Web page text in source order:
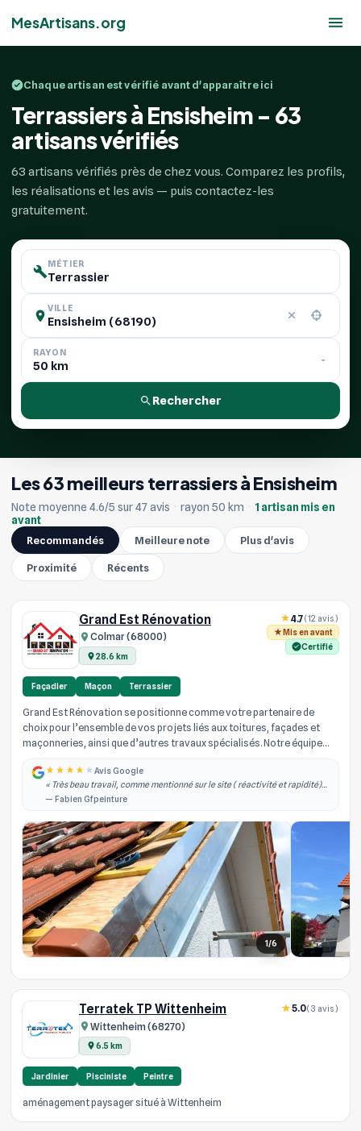
MesArtisans.org
Chaque artisan est vérifié avant d'apparaître ici
Terrassiers à Ensisheim - 63
artisans vérifiés
63 artisans vérifiés près de chez vous. Comparez les profils,
les réalisations et les avis — puis contactez-les
gratuitement.
MÉTIER
VILLE
RAYON
Rechercher
Les 63 meilleurs terrassiers à Ensisheim
Note moyenne 4.6/5 sur 47 avis · rayon 50 km · 1 artisan mis en
avant
Recommandés
Meilleure note Plus d'avis
Proximité Récents
Grand Est Rénovation
Colmar (68000)
28.6 km
4.7(12 avis)
Mis en avant
Certifié
Façadier Maçon Terrassier
Grand Est Rénovation se positionne comme votre partenaire de
choix pour l’ensemble de vos projets liés aux toitures, façades et
maçonneries, ainsi que d’autres travaux spécialisés. Notre équipe
Avis Google
« Très beau travail, comme mentionné sur le site ( réactivité et rapidité)
effectivement je les ai contacté dans la semaine qui à suivi j'ai obtenu un
— Fabien Gfpeinture
1/6
Terratek TP Wittenheim
Wittenheim (68270)
6.5 km
5.0(3 avis)
Jardinier Pisciniste Peintre
aménagement paysager situé à Wittenheim